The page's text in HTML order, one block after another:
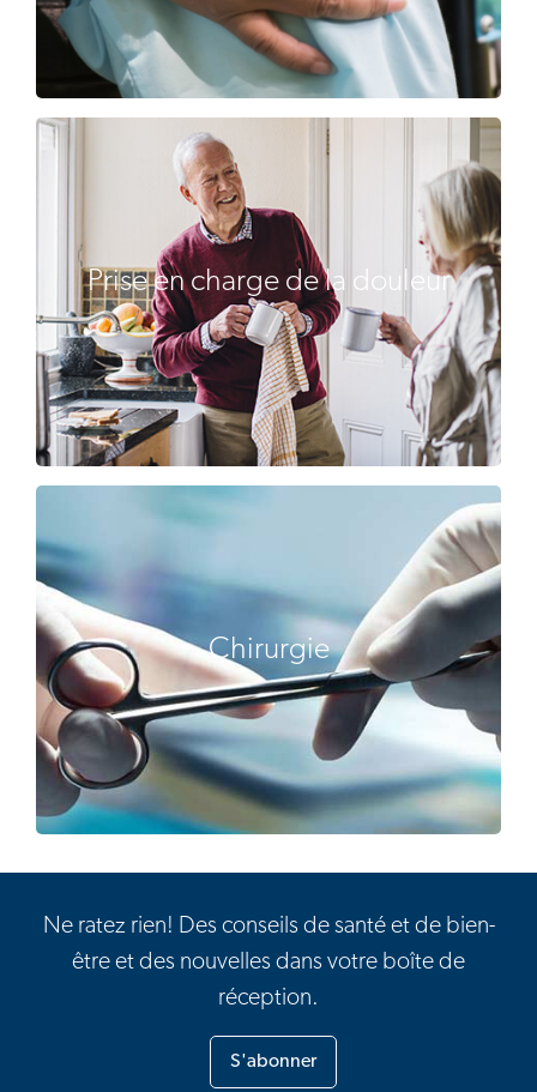
Prise en charge de la douleur
Chirurgie
Ne ratez rien! Des conseils de santé et de bien-
être et des nouvelles dans votre boîte de
réception.
S'abonner